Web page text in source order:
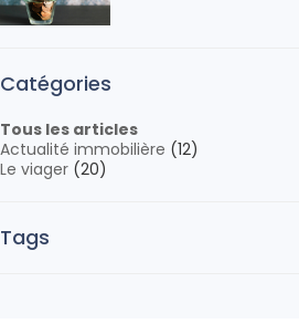
Catégories
Tous les articles
Actualité immobilière (12)
Le viager (20)
Tags